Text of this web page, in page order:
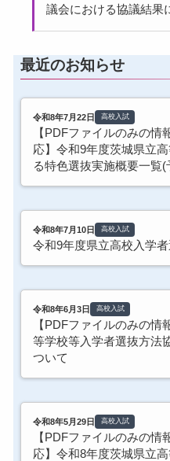
議会における協議結果
最近のお知らせ
令和8年7月22日 高校入試
【PDFファイルのみの
応】令和9年度茨城県立
る特色選抜実施概要一覧(
令和8年7月10日 高校入試
令和9年度県立高校入学
令和8年6月3日 高校入試
【PDFファイルのみの
等学校等入学者選抜方法
ついて
令和8年5月29日 高校入試
【PDFファイルのみの
応】令和8年度茨城県立